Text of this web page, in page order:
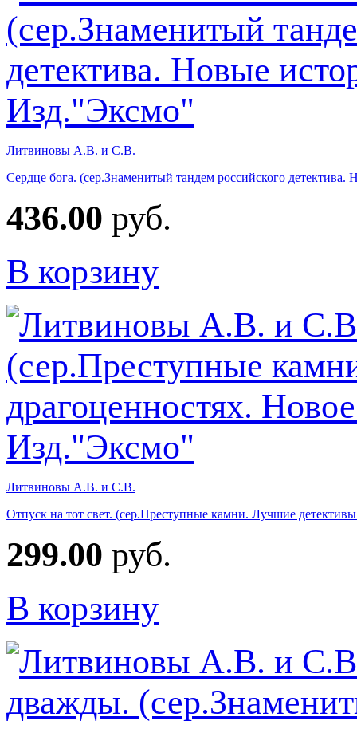
Литвиновы А.В. и С.В.
Сердце бога. (сер.Знаменитый тандем российского
436.00 руб.
В корзину
Литвиновы А.В. и С.В.
Отпуск на тот свет. (сер.Преступные камни. Лучшие
299.00 руб.
В корзину